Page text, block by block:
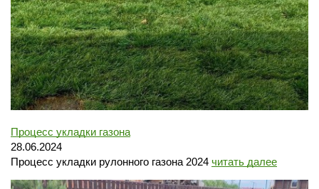
Процесс укладки газона
28.06.2024
Процесс укладки рулонного газона 2024 читать далее